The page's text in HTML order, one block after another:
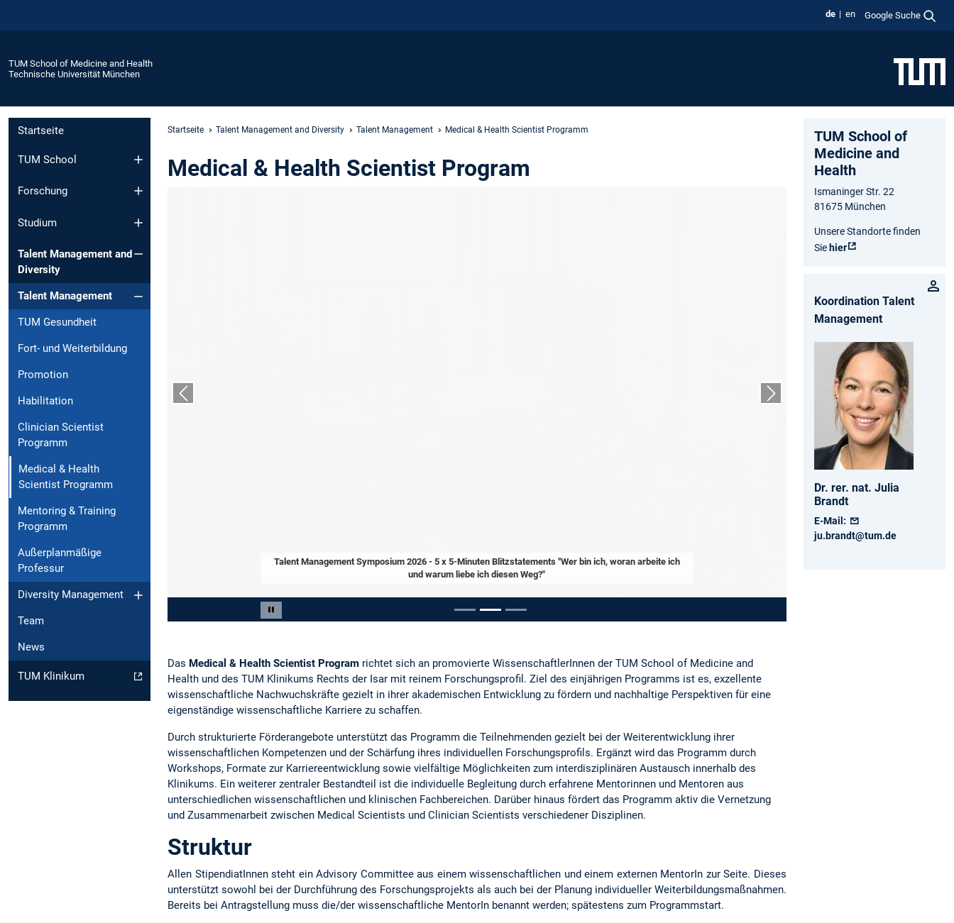
de en Google Suche
TUM School of Medicine and Health
Technische Universität München
Startseite
TUM School
Forschung
Studium
Talent Management and
Diversity
Talent Management
TUM Gesundheit
Fort- und Weiterbildung
Promotion
Habilitation
Clinician Scientist
Programm
Medical & Health
Scientist Programm
Mentoring & Training
Programm
Außerplanmäßige
Professur
Diversity Management
Team
News
TUM Klinikum
Startseite Talent Management and Diversity Talent Management Medical & Health Scientist Programm
Medical & Health Scientist Program
Carousel pausieren
Talent Management Symposium 2026 - 5 x 5-Minuten Blitzstatements "Wer bin ich, woran arbeite ich
und warum liebe ich diesen Weg?"
Vorheriger Slide Nächster Slide
Das Medical & Health Scientist Program richtet sich an promovierte WissenschaftlerInnen der TUM School of Medicine and
Health und des TUM Klinikums Rechts der Isar mit reinem Forschungsprofil. Ziel des einjährigen Programms ist es, exzellente
wissenschaftliche Nachwuchskräfte gezielt in ihrer akademischen Entwicklung zu fördern und nachhaltige Perspektiven für eine
eigenständige wissenschaftliche Karriere zu schaffen.
Durch strukturierte Förderangebote unterstützt das Programm die Teilnehmenden gezielt bei der Weiterentwicklung ihrer
wissenschaftlichen Kompetenzen und der Schärfung ihres individuellen Forschungsprofils. Ergänzt wird das Programm durch
Workshops, Formate zur Karriereentwicklung sowie vielfältige Möglichkeiten zum interdisziplinären Austausch innerhalb des
Klinikums. Ein weiterer zentraler Bestandteil ist die individuelle Begleitung durch erfahrene Mentorinnen und Mentoren aus
unterschiedlichen wissenschaftlichen und klinischen Fachbereichen. Darüber hinaus fördert das Programm aktiv die Vernetzung
und Zusammenarbeit zwischen Medical Scientists und Clinician Scientists verschiedener Disziplinen.
Struktur
Allen StipendiatInnen steht ein Advisory Committee aus einem wissenschaftlichen und einem externen MentorIn zur Seite. Dieses
unterstützt sowohl bei der Durchführung des Forschungsprojekts als auch bei der Planung individueller Weiterbildungsmaßnahmen.
Bereits bei Antragstellung muss die/der wissenschaftliche MentorIn benannt werden; spätestens zum Programmstart.
TUM School of
Medicine and
Health
Ismaninger Str. 22
81675 München
Unsere Standorte finden
Sie hier
Koordination Talent
Management
Dr. rer. nat. Julia
Brandt
E-Mail:
ju.brandt@tum.de